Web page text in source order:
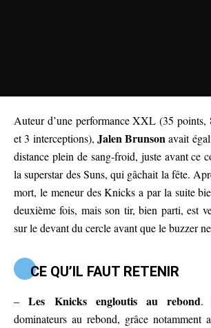
Auteur d’une performance XXL (35 points,
et 3 interceptions), Jalen Brunsonavait
distance plein de sang-froid, juste avant ce
la superstar des Suns, qui gâchait la fête.
mort, le meneur des Knicks a par la suite
deuxième fois, mais son tir, bien parti, est
sur le devant du cercle avant que le buzzer
CE QU’IL FAUT RETENIR
–Les Knicks engloutis au rebond.
dominateurs au rebond, grâce notamment